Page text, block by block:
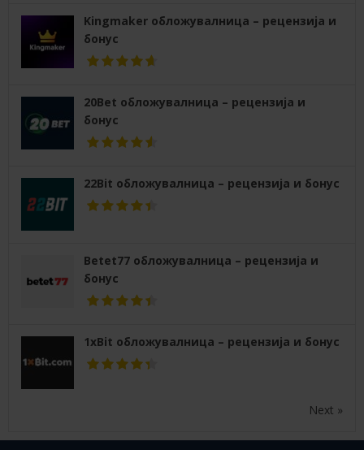
Kingmaker обложувалница – рецензија и
бонус
20Bet обложувалница – рецензија и
бонус
22Bit обложувалница – рецензија и бонус
Betet77 обложувалница – рецензија и
бонус
1xBit обложувалница – рецензија и бонус
Next »